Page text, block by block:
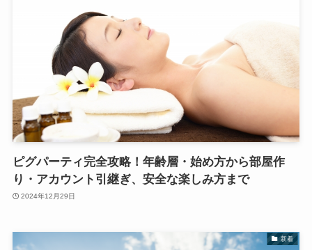
ピグパーティ完全攻略！年齢層・始め方から部屋作
り・アカウント引継ぎ、安全な楽しみ方まで
2024年12月29日
新着